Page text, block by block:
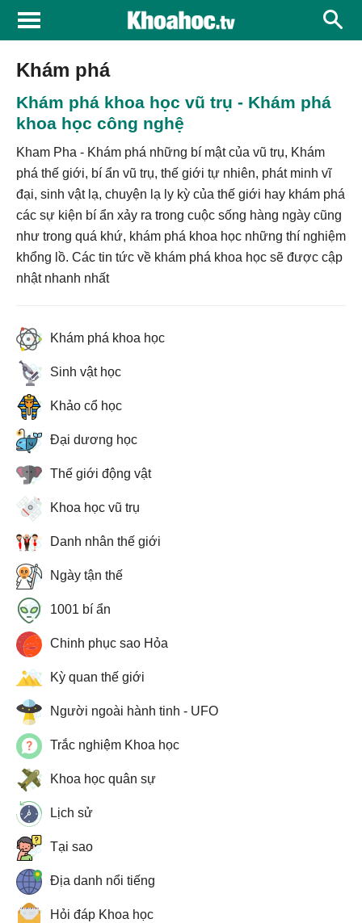
Khám phá
Khám phá khoa học vũ trụ - Khám phá
khoa học công nghệ
Kham Pha - Khám phá những bí mật của vũ trụ, Khám
phá thế giới, bí ẩn vũ trụ, thế giới tự nhiên, phát minh vĩ
đại, sinh vật lạ, chuyện lạ ly kỳ của thế giới hay khám phá
các sự kiện bí ẩn xảy ra trong cuộc sống hàng ngày cũng
như trong quá khứ, khám phá khoa học những thí nghiệm
khổng lồ. Các tin tức về khám phá khoa học sẽ được cập
nhật nhanh nhất
Khám phá khoa học
Sinh vật học
Khảo cổ học
Đại dương học
Thế giới động vật
Khoa học vũ trụ
Danh nhân thế giới
Ngày tận thế
1001 bí ẩn
Chinh phục sao Hỏa
Kỳ quan thế giới
Người ngoài hành tinh - UFO
Trắc nghiệm Khoa học
Khoa học quân sự
Lịch sử
Tại sao
Địa danh nổi tiếng
Hỏi đáp Khoa học